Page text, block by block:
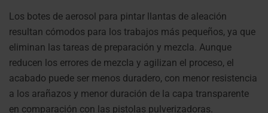
Los botes de aerosol para pintar llantas de aleación
resultan cómodos para los trabajos más pequeños, ya que
eliminan las tareas de preparación y mezcla. Aunque
reducen los errores de mezcla y agilizan el proceso, el
acabado puede ser menos duradero, con menor resistencia
a los arañazos y menor duración de la capa transparente
en comparación con las pistolas pulverizadoras.